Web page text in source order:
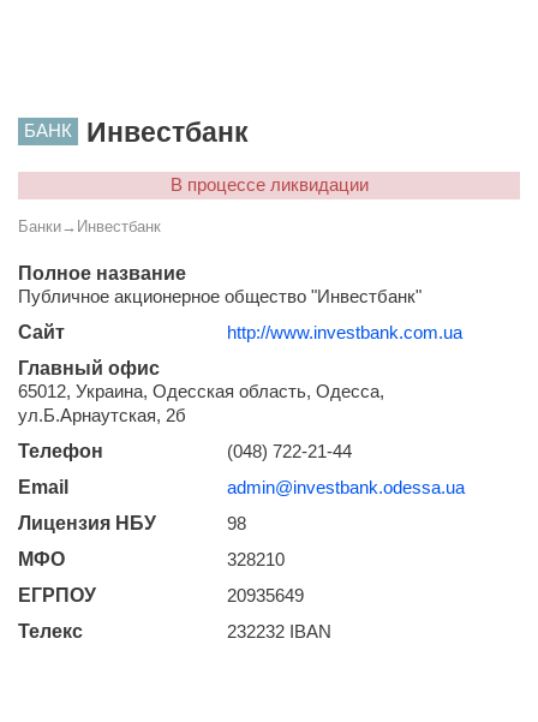
БАНК Инвестбанк
В процессе ликвидации
Банки→ Инвестбанк
Полное название
Публичное акционерное общество "Инвестбанк"
Сайт
http://www.investbank.com.ua
Главный офис
65012, Украина, Одесская область, Одесса,
ул.Б.Арнаутская, 2б
Телефон
(048) 722-21-44
Email
admin@investbank.odessa.ua
Лицензия НБУ
98
МФО
328210
ЕГРПОУ
20935649
Телекс
232232 IBAN